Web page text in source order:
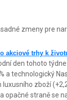
zmeny pre
akciové trhy k
den tohoto
a technologický
zboží
opačné straně se